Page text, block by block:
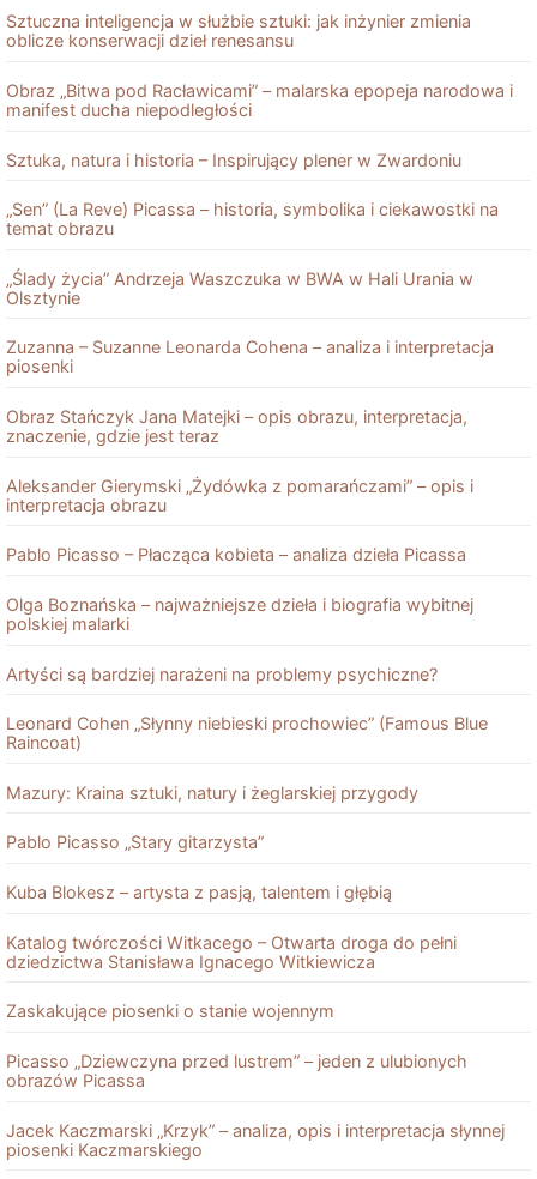
Sztuczna inteligencja w służbie sztuki: jak inżynier zmienia
oblicze konserwacji dzieł renesansu
Obraz „Bitwa pod Racławicami” – malarska epopeja narodowa i
manifest ducha niepodległości
Sztuka, natura i historia – Inspirujący plener w Zwardoniu
„Sen” (La Reve) Picassa – historia, symbolika i ciekawostki na
temat obrazu
„Ślady życia” Andrzeja Waszczuka w BWA w Hali Urania w
Olsztynie
Zuzanna – Suzanne Leonarda Cohena – analiza i interpretacja
piosenki
Obraz Stańczyk Jana Matejki – opis obrazu, interpretacja,
znaczenie, gdzie jest teraz
Aleksander Gierymski „Żydówka z pomarańczami” – opis i
interpretacja obrazu
Pablo Picasso – Płacząca kobieta – analiza dzieła Picassa
Olga Boznańska – najważniejsze dzieła i biografia wybitnej
polskiej malarki
Artyści są bardziej narażeni na problemy psychiczne?
Leonard Cohen „Słynny niebieski prochowiec” (Famous Blue
Raincoat)
Mazury: Kraina sztuki, natury i żeglarskiej przygody
Pablo Picasso „Stary gitarzysta”
Kuba Blokesz – artysta z pasją, talentem i głębią
Katalog twórczości Witkacego – Otwarta droga do pełni
dziedzictwa Stanisława Ignacego Witkiewicza
Zaskakujące piosenki o stanie wojennym
Picasso „Dziewczyna przed lustrem” – jeden z ulubionych
obrazów Picassa
Jacek Kaczmarski „Krzyk” – analiza, opis i interpretacja słynnej
piosenki Kaczmarskiego